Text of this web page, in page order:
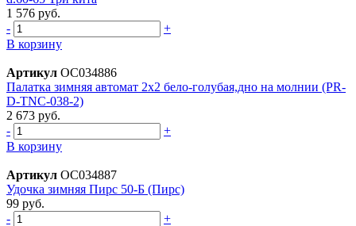
1 576 руб.
-
+
В корзину
Артикул ОС034886
Палатка зимняя автомат 2х2 бело-голубая,дно на молнии (PR-
D-TNC-038-2)
2 673 руб.
-
+
В корзину
Артикул ОС034887
Удочка зимняя Пирс 50-Б (Пирс)
99 руб.
-
+